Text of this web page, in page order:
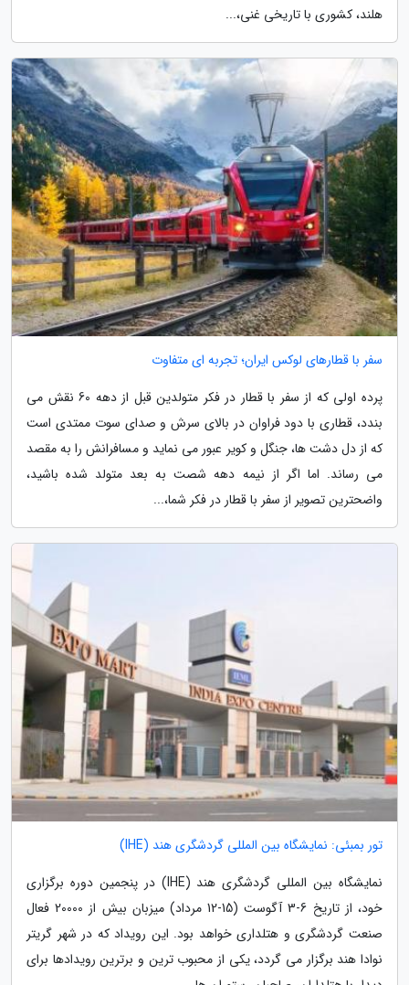
هلند، کشوری با تاریخی غنی،...
سفر با قطارهای لوکس ایران؛ تجربه ای متفاوت
پرده اولی که از سفر با قطار در فکر متولدین قبل از دهه 60 نقش می
بندد، قطاری با دود فراوان در بالای سرش و صدای سوت ممتدی است
که از دل دشت ها، جنگل و کویر عبور می نماید و مسافرانش را به مقصد
می رساند. اما اگر از نیمه دهه شصت به بعد متولد شده باشید،
واضحترین تصویر از سفر با قطار در فکر شما،...
تور بمبئی: نمایشگاه بین المللی گردشگری هند (IHE)
نمایشگاه بین المللی گردشگری هند (IHE) در پنجمین دوره برگزاری
خود، از تاریخ 6-3 آگوست (15-12 مرداد) میزبان بیش از 20000 فعال
صنعت گردشگری و هتلداری خواهد بود. این رویداد که در شهر گریتر
نوادا هند برگزار می گردد، یکی از محبوب ترین و برترین رویدادها برای